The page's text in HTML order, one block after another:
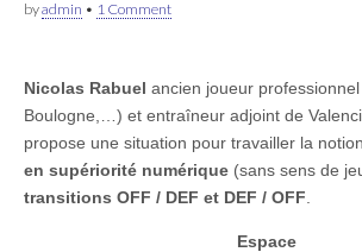
byadmin • 1 Comment
Nicolas Rabuel ancien joueur
Boulogne,…) et entraîneur adjoint de
propose une situation pour travailler la
en supériorité numérique (sans sens de
transitions OFF / DEF et DEF / OFF
Espace